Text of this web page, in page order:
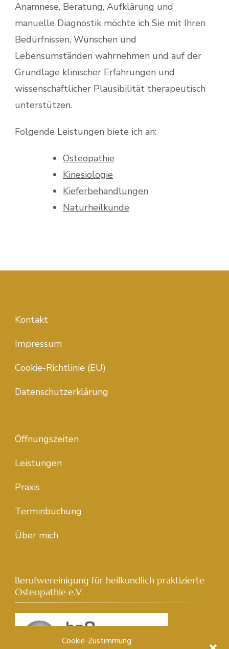
Cookie-Zustimmung
Anamnese, Beratung, Aufklärung und
manuelle Diagnostik möchte ich Sie mit Ihren
Bedürfnissen, Wünschen und
Lebensumständen wahrnehmen und auf der
Grundlage klinischer Erfahrungen und
wissenschaftlicher Plausibilität therapeutisch
unterstützen.
Folgende Leistungen biete ich an:
Osteopathie
Kinesiologie
Kieferbehandlungen
Naturheilkunde
Kontakt
Impressum
Cookie-Richtlinie (EU)
Datenschutzerklärung
Öffnungszeiten
Leistungen
Praxis
Terminbuchung
Über mich
Berufsvereinigung für heilkundlich praktizierte
Osteopathie e.V.